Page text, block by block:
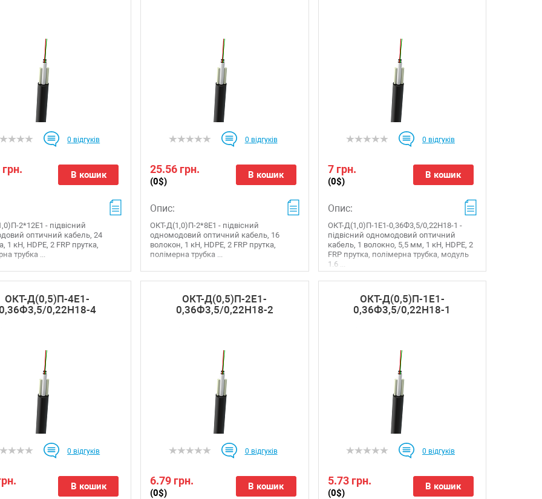
0 відгуків
В кошик
2*12Е1 - підвісний
оптичний кабель, 24
1 кН, HDPE, 2 FRP прутка,
трубка ...
0 відгуків
25.56 грн.
(0$)
В кошик
Опис:
ОКТ-Д(1,0)П-2*8Е1 - підвісний
одномодовий оптичний кабель, 16
волокон, 1 кН, HDPE, 2 FRP прутка,
полімерна трубка ...
0 відгуків
7 грн.
(0$)
В кошик
Опис:
ОКТ-Д(1,0)П-1Е1-0,36Ф3,5/0,22Н18-1 -
підвісний одномодовий оптичний
кабель, 1 волокно, 5,5 мм, 1 кН, HDPE, 2
FRP прутка, полімерна трубка, модуль
1.6 ...
ОКТ-Д(0,5)П-4Е1-
0,22Н18-4
0 відгуків
В кошик
ОКТ-Д(0,5)П-2Е1-
0,36Ф3,5/0,22Н18-2
0 відгуків
6.79 грн.
(0$)
В кошик
ОКТ-Д(0,5)П-1Е1-
0,36Ф3,5/0,22Н18-1
0 відгуків
5.73 грн.
(0$)
В кошик